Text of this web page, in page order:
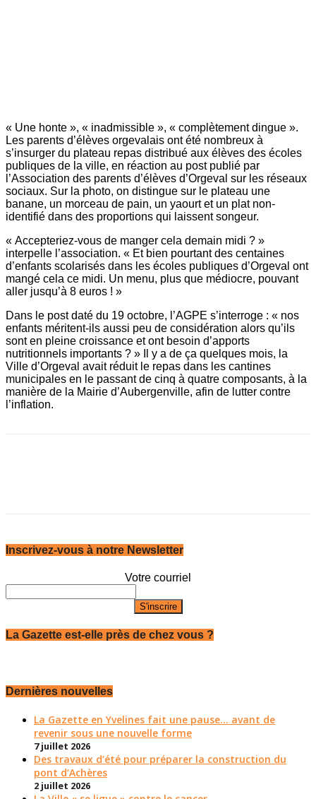
« Une honte », « inadmissible », « complètement dingue ».
Les parents d’élèves orgevalais ont été nombreux à
s’insurger du plateau repas distribué aux élèves des écoles
publiques de la ville, en réaction au post publié par
l’Association des parents d’élèves d’Orgeval sur les réseaux
sociaux. Sur la photo, on distingue sur le plateau une
banane, un morceau de pain, un yaourt et un plat non-
identifié dans des proportions qui laissent songeur.
« Accepteriez-vous de manger cela demain midi ? »
interpelle l’association. « Et bien pourtant des centaines
d’enfants scolarisés dans les écoles publiques d’Orgeval ont
mangé cela ce midi. Un menu, plus que médiocre, pouvant
aller jusqu’à 8 euros ! »
Dans le post daté du 19 octobre, l’AGPE s’interroge : « nos
enfants méritent-ils aussi peu de considération alors qu’ils
sont en pleine croissance et ont besoin d’apports
nutritionnels importants ? » Il y a de ça quelques mois, la
Ville d’Orgeval avait réduit le repas dans les cantines
municipales en le passant de cinq à quatre composants, à la
manière de la Mairie d’Aubergenville, afin de lutter contre
l’inflation.
Inscrivez-vous à notre Newsletter
Votre courriel
La Gazette est-elle près de chez vous ?
Dernières nouvelles
La Gazette en Yvelines fait une pause... avant de
revenir sous une nouvelle forme
7 juillet 2026
Des travaux d’été pour préparer la construction du
pont d’Achères
2 juillet 2026